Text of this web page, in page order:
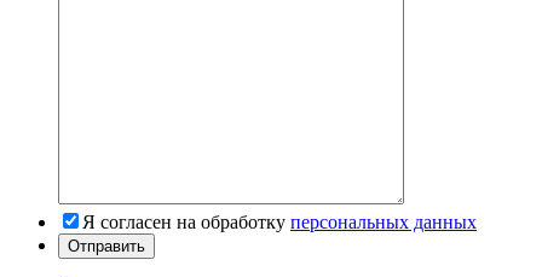
Я согласен на обработку персональных данных